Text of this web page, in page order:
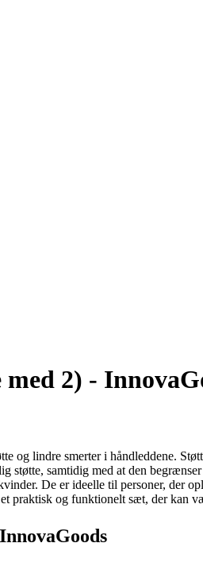
2) -
og lindre smerter i håndleddene.
samtidig med at den
De er ideelle til personer, der
praktisk og funktionelt sæt, der kan